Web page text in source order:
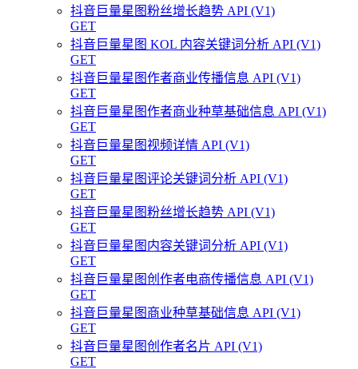
抖音巨量星图粉丝增长趋势 API (V1)
GET
抖音巨量星图 KOL 内容关键词分析 API (V1)
GET
抖音巨量星图作者商业传播信息 API (V1)
GET
抖音巨量星图作者商业种草基础信息 API (V1)
GET
抖音巨量星图视频详情 API (V1)
GET
抖音巨量星图评论关键词分析 API (V1)
GET
抖音巨量星图粉丝增长趋势 API (V1)
GET
抖音巨量星图内容关键词分析 API (V1)
GET
抖音巨量星图创作者电商传播信息 API (V1)
GET
抖音巨量星图商业种草基础信息 API (V1)
GET
抖音巨量星图创作者名片 API (V1)
GET